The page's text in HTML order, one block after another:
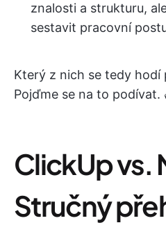
znalosti a strukturu,
sestavit pracovní
Který z nich se tedy hodí
Pojďme se na to podívat.
ClickUp vs.
Stručný